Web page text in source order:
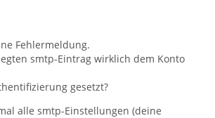
Fehlermeldung.
smtp-Eintrag wirklich dem Konto
gesetzt?
alle smtp-Einstellungen (deine